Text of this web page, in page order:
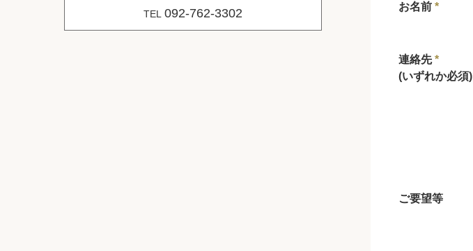
TEL 092-762-3302 お名前 *
連絡先*
(いずれか必須)
ご要望等